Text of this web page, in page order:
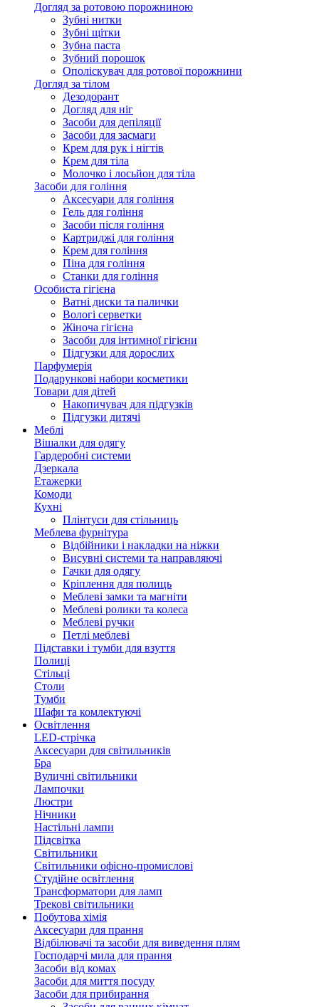
Догляд за ротовою порожниною
Зубні нитки
Зубні щітки
Зубна паста
Зубний порошок
Ополіскувач для ротової порожнини
Догляд за тілом
Дезодорант
Догляд для ніг
Засоби для депіляції
Засоби для засмаги
Крем для рук і нігтів
Крем для тіла
Молочко і лосьйон для тіла
Засоби для гоління
Аксесуари для гоління
Гель для гоління
Засоби після гоління
Картриджі для гоління
Крем для гоління
Піна для гоління
Станки для гоління
Особиста гігієна
Ватні диски та палички
Вологі серветки
Жіноча гігієна
Засоби для інтимної гігієни
Підгузки для дорослих
Парфумерія
Подарункові набори косметики
Товари для дітей
Накопичувач для підгузків
Підгузки дитячі
Меблі
Вішалки для одягу
Гардеробні системи
Дзеркала
Етажерки
Комоди
Кухні
Плінтуси для стільниць
Меблева фурнітура
Відбійники і накладки на ніжки
Висувні системи та направляючі
Гачки для одягу
Кріплення для полиць
Меблеві замки та магніти
Меблеві ролики та колеса
Меблеві ручки
Петлі меблеві
Підставки і тумби для взуття
Полиці
Стільці
Столи
Тумби
Шафи та комлектуючі
Освітлення
LED-стрічка
Аксесуари для світильників
Бра
Вуличні світильники
Лампочки
Люстри
Нічники
Настільні лампи
Підсвітка
Світильники
Світильники офісно-промислові
Студійне освітлення
Трансформатори для ламп
Трекові світильники
Побутова хімія
Аксесуари для прання
Відбілювачі та засоби для виведення плям
Господарчі мила для прання
Засоби від комах
Засоби для миття посуду
Засоби для прибирання